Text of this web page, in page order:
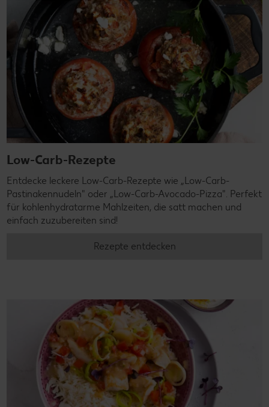
Low-Carb-Rezepte
Entdecke leckere Low-Carb-Rezepte wie „Low-Carb-
Pastinakennudeln" oder „Low-Carb-Avocado-Pizza". Perfekt
für kohlenhydratarme Mahlzeiten, die satt machen und
einfach zuzubereiten sind!
Rezepte entdecken